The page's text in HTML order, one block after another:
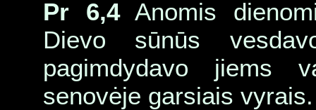
Pr 6,4Anomis
Dievo sūnūs
pagimdydavo jiems
senovėje garsiais vyrais.